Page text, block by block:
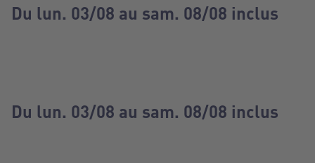
Du lun. 03/08 au sam. 08/08 inclus
Du lun. 03/08 au sam. 08/08 inclus